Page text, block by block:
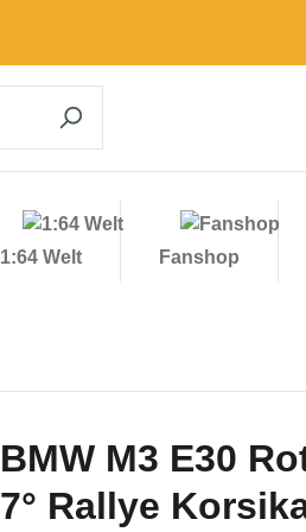
1:64 Welt Fanshop
BMW M3 E30
7° Rallye